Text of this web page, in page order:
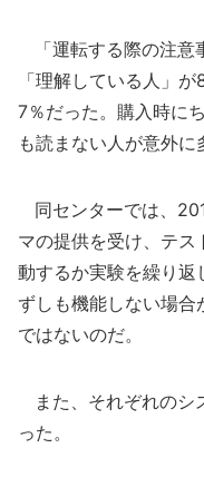
「運転する際の注意
「理解している人」
7％だった。購入時に
も読まない人が意外に
同センターでは、
マの提供を受け、テ
動するか実験を繰り返
ずしも機能しない場合
ではないのだ。
また、それぞれのシ
った。